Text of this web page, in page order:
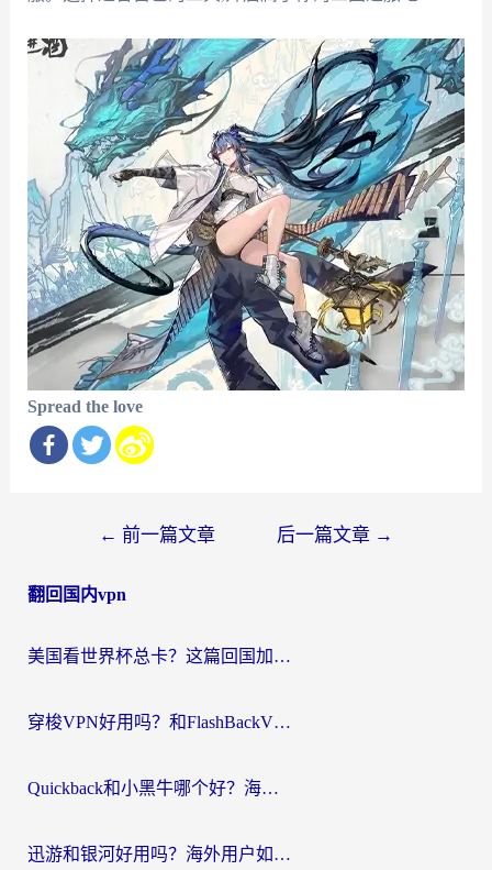
Spread the love
导
← 前一篇文章 后一篇文章 →
翻回国内vpn
美国看世界杯总卡？这篇回国加速器指南帮你无缝刷国内资源（附苹果手机VPN设置步骤）
穿梭VPN好用吗？和FlashBackVPN对比哪个回国效果更好？
Quickback和小黑牛哪个好？海外党亲测指南，选对回国加速器秒回国内
迅游和银河好用吗？海外用户如何选择回国加速器实现无缝访问国内资源